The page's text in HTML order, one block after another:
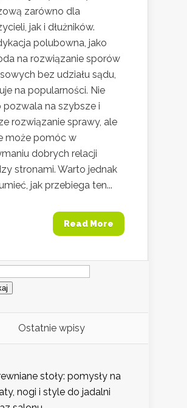
zarówno dla
jak i dłużników.
polubowna, jako
na rozwiązanie sporów
bez udziału sądu,
na popularności. Nie
pozwala na szybsze i
rozwiązanie sprawy, ale
może pomóc w
dobrych relacji
stronami. Warto jednak
jak przebiega ten...
Read More
Ostatnie wpisy
stoły: pomysły na
nogi i style do jadalni